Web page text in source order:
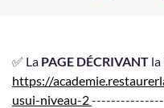
✅ La PAGE DÉCRIVANT la
https://
usui-niveau-2